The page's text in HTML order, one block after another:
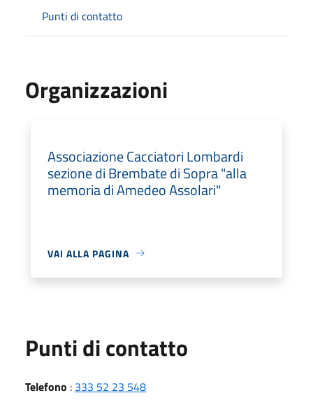
Punti di contatto
Organizzazioni
Associazione Cacciatori Lombardi
sezione di Brembate di Sopra "alla
memoria di Amedeo Assolari"
VAI ALLA PAGINA
Punti di contatto
Telefono : 333 52 23 548